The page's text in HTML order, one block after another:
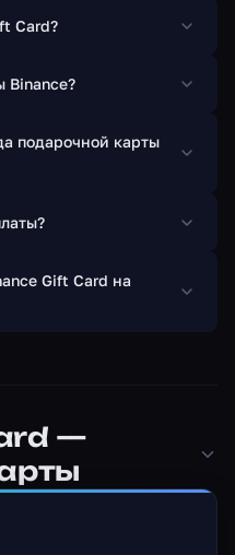
Card?
Binance?
подарочной карты
Gift Card на
—